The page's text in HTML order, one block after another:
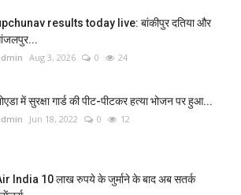
results today live: बांकीपुर दतिया और
Aug 3, 2026 0 24
में सुरक्षा गार्ड की पीट-पीटकर हत्या भोजन पर हुआ...
Jun 18, 2022 0 12
India 10 लाख रुपये के जुर्माने के बाद अब सतर्क